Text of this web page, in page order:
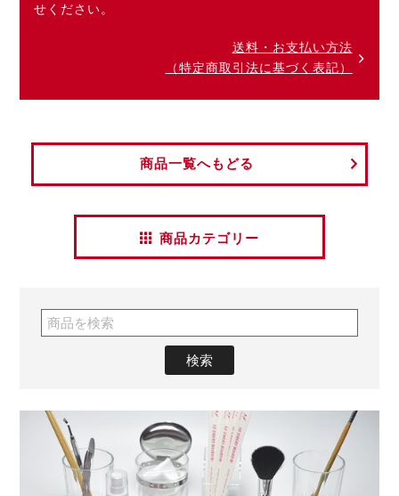
せください。
送料・お支払い方法
（特定商取引法に基づく表記）
商品一覧へもどる
商品カテゴリー